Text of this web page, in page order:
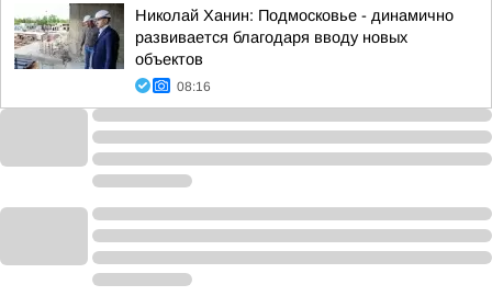
Николай Ханин: Подмосковье - динамично
развивается благодаря вводу новых
объектов
08:16